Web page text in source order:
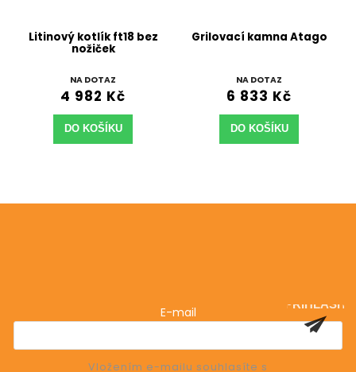
Litinový kotlík ft18 bez
nožiček
NA DOTAZ
4 982 Kč
DO KOŠÍKU
Grilovací kamna Atago
NA DOTAZ
6 833 Kč
DO KOŠÍKU
E-mail
Vložením e-mailu souhlasíte s
PŘIHLÁSIT